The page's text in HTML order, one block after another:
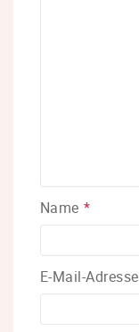
Name*
E-Mail-Adresse